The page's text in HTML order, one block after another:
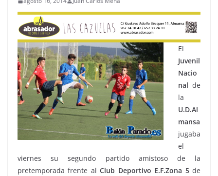
El
Juvenil
Nacio
nal de
la
U.D.Al
mansa
jugaba
el
viernes su segundo partido amistoso de la
pretemporada frente alClub Deportivo E.F.Zona 5de